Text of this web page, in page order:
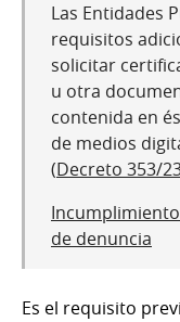
Las Entidades
requisitos
solicitar
u otra
contenida en
de medios
(Decreto 353/
de denuncia
Es el requisito